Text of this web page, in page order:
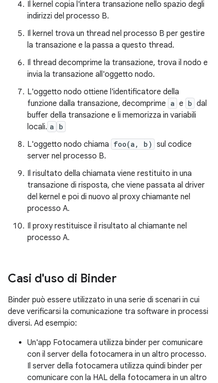
Il kernel copia l'intera transazione nello spazio degli
indirizzi del processo B.
Il kernel trova un thread nel processo B per gestire
la transazione e la passa a questo thread.
Il thread decomprime la transazione, trova il nodo e
invia la transazione all'oggetto nodo.
L'oggetto nodo ottiene l'identificatore della
funzione dalla transazione, decomprime a e b dal
buffer della transazione e li memorizza in variabili
locali. a b
L'oggetto nodo chiama foo(a, b) sul codice
server nel processo B.
Il risultato della chiamata viene restituito in una
transazione di risposta, che viene passata al driver
del kernel e poi di nuovo al proxy chiamante nel
processo A.
Il proxy restituisce il risultato al chiamante nel
processo A.
Casi d'uso di Binder
Binder può essere utilizzato in una serie di scenari in cui
deve verificarsi la comunicazione tra software in processi
diversi. Ad esempio:
Un'app Fotocamera utilizza binder per comunicare
con il server della fotocamera in un altro processo.
Il server della fotocamera utilizza quindi binder per
comunicare con la HAL della fotocamera in un altro